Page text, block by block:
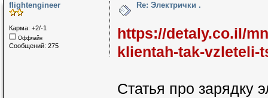
flightengineer
Карма: +2/-1
Оффлайн
Сообщений: 275
Re: Электрички .
https://detaly.co.il/
klientah-tak-vzleteli-
Статья про зарядку